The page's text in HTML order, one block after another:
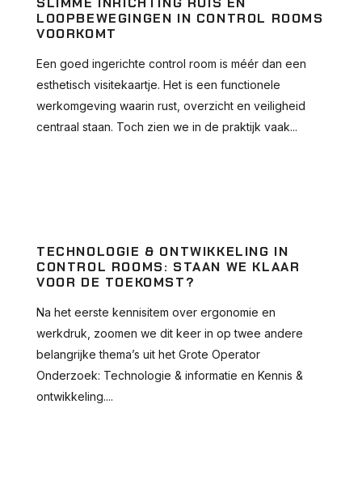
LOOPBEWEGINGEN IN CONTROL ROOMS
VOORKOMT
Een goed ingerichte control room is méér dan een
esthetisch visitekaartje. Het is een functionele
werkomgeving waarin rust, overzicht en veiligheid
centraal staan. Toch zien we in de praktijk vaak...
TECHNOLOGIE & ONTWIKKELING IN
CONTROL ROOMS: STAAN WE KLAAR
VOOR DE TOEKOMST?
Na het eerste kennisitem over ergonomie en
werkdruk, zoomen we dit keer in op twee andere
belangrijke thema’s uit het Grote Operator
Onderzoek: Technologie & informatie en Kennis &
ontwikkeling....